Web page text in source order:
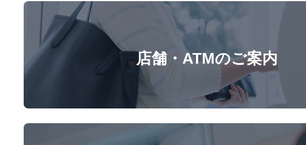
店舗・ATMのご案内